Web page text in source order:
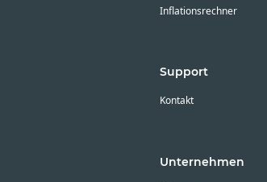
Inflationsrechner
Support
Kontakt
Unternehmen